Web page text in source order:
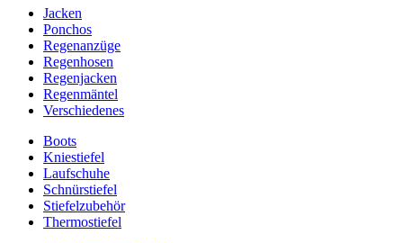
Jacken
Ponchos
Regenanzüge
Regenhosen
Regenjacken
Regenmäntel
Verschiedenes
Boots
Kniestiefel
Laufschuhe
Schnürstiefel
Stiefelzubehör
Thermostiefel